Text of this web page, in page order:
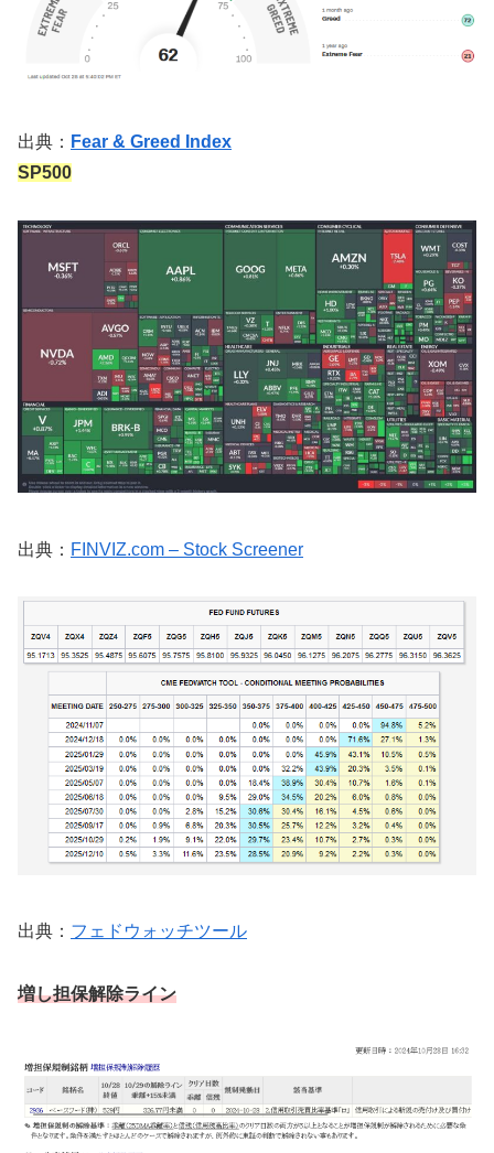
出典： Fear & Greed Index
SP500
出典： FINVIZ.com – Stock Screener
出典： フェドウォッチツール
増し担保解除ライン